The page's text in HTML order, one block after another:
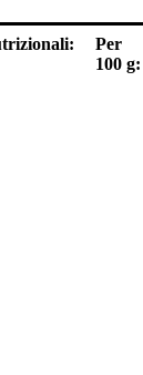
Per
100 g: